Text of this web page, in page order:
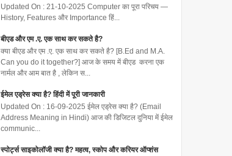
Updated On : 21-10-2025 Computer का पूरा परिचय —
History, Features और Importance हिं...
बीएड और एम .ए. एक साथ कर सकते है?
क्या बीएड और एम .ए. एक साथ कर सकते है? [B.Ed and M.A.
Can you do it together?] आज के समय में बीएड करना एक
नार्मल और आम बात है , लेकिन स...
ईमेल एड्रेस क्या है? हिंदी में पूरी जानकारी
Updated On : 16-09-2025 ईमेल एड्रेस क्या है? (Email
Address Meaning in Hindi) आज की डिजिटल दुनिया में ईमेल
communic...
स्पोर्ट्स साइकोलॉजी क्या है? महत्व, स्कोप और करियर ऑप्शंस